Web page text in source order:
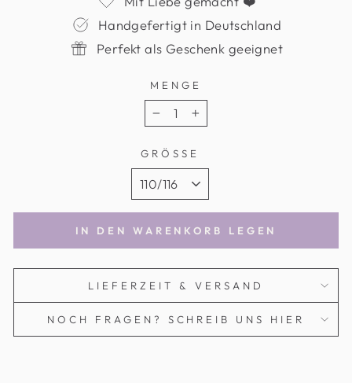
Handgefertigt in Deutschland
Perfekt als Geschenk geeignet
MENGE
− +
GRÖSSE
IN DEN WARENKORB LEGEN
LIEFERZEIT & VERSAND
NOCH FRAGEN? SCHREIB UNS HIER